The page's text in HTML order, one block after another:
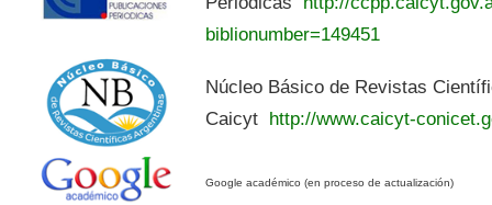
biblionumber=149451
Núcleo Básico de Revistas
Caicyt http://www.caicyt-
Google académico (en proceso de actualización)